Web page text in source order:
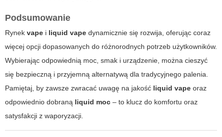
Podsumowanie
Rynek vape i liquid vape dynamicznie się rozwija, oferując coraz
więcej opcji dopasowanych do różnorodnych potrzeb użytkowników.
Wybierając odpowiednią moc, smak i urządzenie, można cieszyć
się bezpieczną i przyjemną alternatywą dla tradycyjnego palenia.
Pamiętaj, by zawsze zwracać uwagę na jakość liquid vape oraz
odpowiednio dobraną liquid moc – to klucz do komfortu oraz
satysfakcji z waporyzacji.